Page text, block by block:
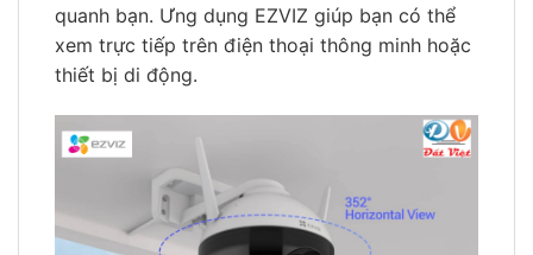
quanh bạn. Ưng dụng EZVIZ giúp bạn có thể
xem trực tiếp trên điện thoại thông minh hoặc
thiết bị di động.